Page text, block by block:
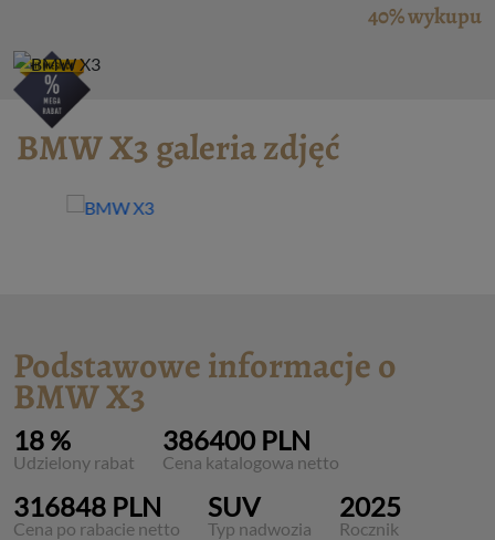
40% wykupu
BMW X3 galeria zdjęć
Podstawowe informacje o
BMW X3
18 %
Udzielony rabat
386400 PLN
Cena katalogowa netto
316848 PLN
Cena po rabacie netto
SUV
Typ nadwozia
2025
Rocznik